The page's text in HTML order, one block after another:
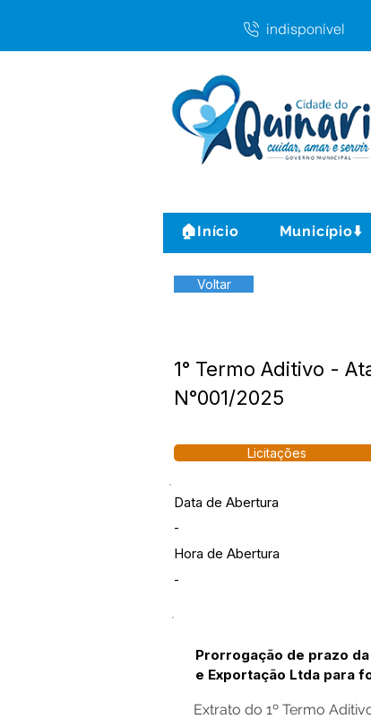
indisponível
🏠Início Município⬇️
Voltar
1° Termo Aditivo -
N°001/2025
Licitações
Data de Abertura
-
Hora de Abertura
-
Prorrogação de prazo
e Exportação Ltda para
Extrato do 1º Termo